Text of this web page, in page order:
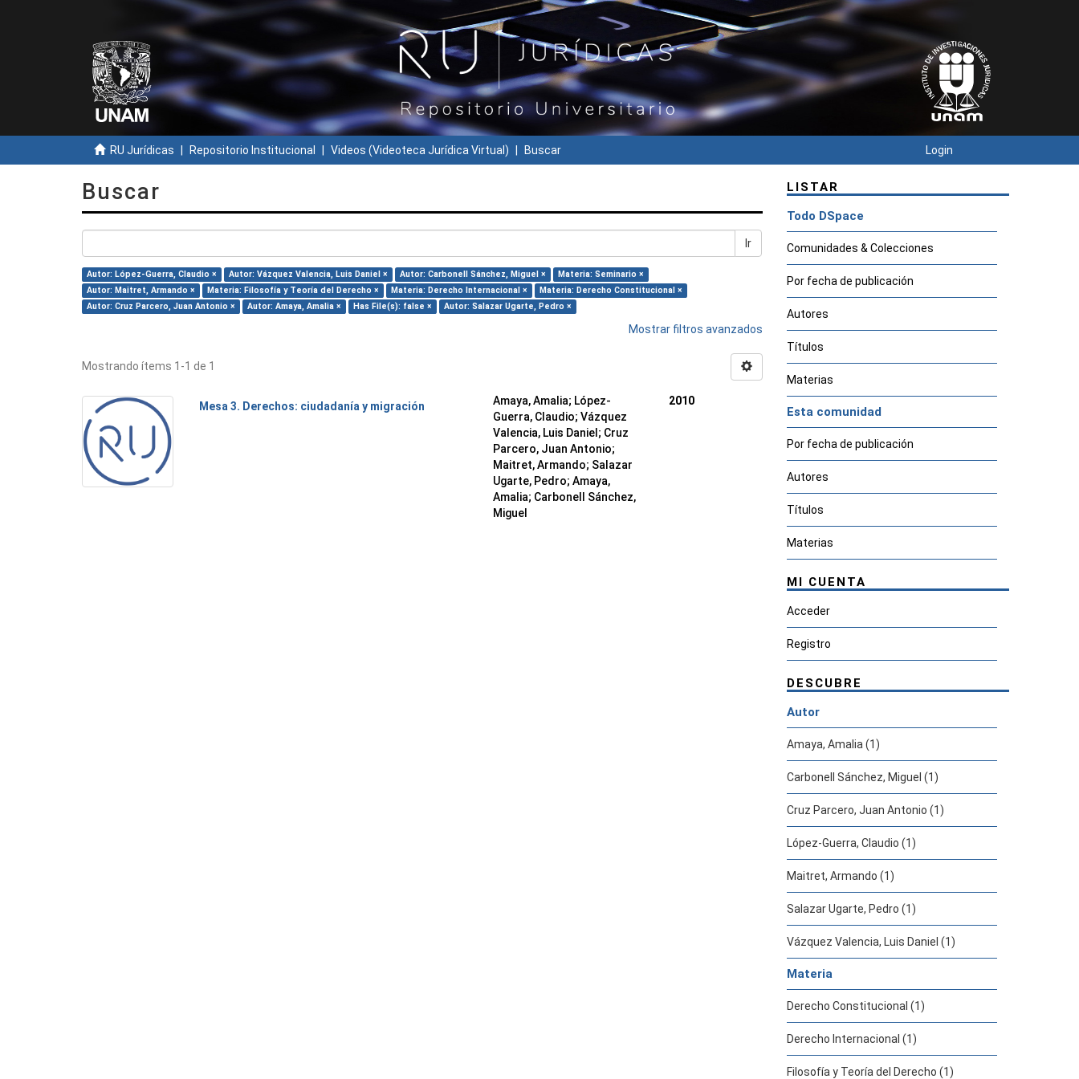
RU Jurídicas Repositorio Institucional Videos (Videoteca Jurídica Virtual) Buscar Login
Buscar
Ir
Autor: López-Guerra, Claudio × Autor: Vázquez Valencia, Luis Daniel × Autor: Carbonell Sánchez, Miguel ×
Materia: Seminario ×
Autor: Maitret, Armando ×
Materia: Filosofía y Teoría del Derecho × Materia: Derecho Internacional ×
Materia: Derecho Constitucional ×
Autor: Cruz Parcero, Juan Antonio ×
Autor: Amaya, Amalia × Has File(s): false × Autor: Salazar Ugarte, Pedro ×
Mostrar filtros avanzados
Mostrando ítems 1-1 de 1
Mesa 3. Derechos: ciudadanía y migración Amaya, Amalia; López-
Guerra, Claudio; Vázquez
Valencia, Luis Daniel ; Cruz
Parcero, Juan Antonio;
Maitret, Armando; Salazar
Ugarte, Pedro; Amaya,
Amalia; Carbonell Sánchez,
Miguel
2010
LISTAR
Todo DSpace
Comunidades & Colecciones
Por fecha de publicación
Autores
Títulos
Materias
Esta comunidad
Por fecha de publicación
Autores
Títulos
Materias
MI CUENTA
Acceder
Registro
DESCUBRE
Autor
Amaya, Amalia (1)
Carbonell Sánchez, Miguel (1)
Cruz Parcero, Juan Antonio (1)
López-Guerra, Claudio (1)
Maitret, Armando (1)
Salazar Ugarte, Pedro (1)
Vázquez Valencia, Luis Daniel (1)
Materia
Derecho Constitucional (1)
Derecho Internacional (1)
Filosofía y Teoría del Derecho (1)